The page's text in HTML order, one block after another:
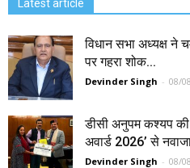
Latest article
विधान सभा अध्यक्ष ने
पर गहरा शोक...
Devinder Singh - 08/
डीसी अनुपम कश्यप की
अवार्ड 2026’ से
Devinder Singh - 08/